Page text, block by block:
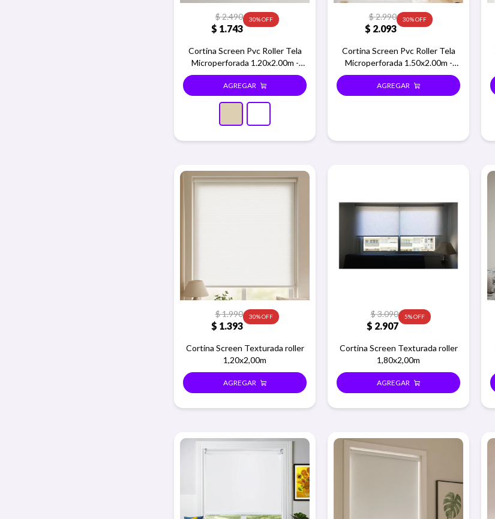
$ 1.743
$2.490 30
Cortina Screen Pvc Roller Tela
Microperforada 1.20x2.00m -
Beige
$ 2.093
$2.990 30
Cortina Screen Pvc Roller Tela
Microperforada 1.50x2.00m -
Blanco
$ 1.393
$1.990 30
Cortina Screen Texturada roller
1,20x2,00m
$ 2.907
$3.090 5
Cortina Screen Texturada roller
1,80x2,00m